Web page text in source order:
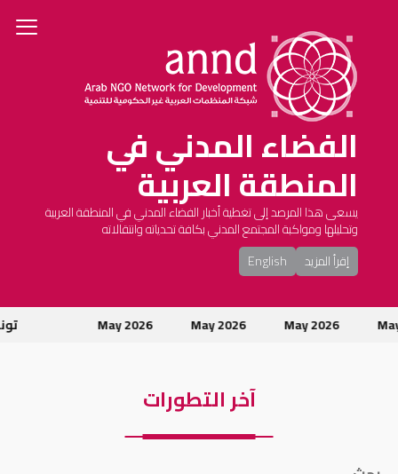
الفضاء المدني في
المنطقة العربية
يسعى هذا المرصد إلى تغطية أخبار الفضاء المدني في المنطقة العربية
وتحليلها ومواكبة المجتمع المدني بكافة تحدياته وانتقالاته
إقرأ المزيد
English
تونس: May 2026 May 2026 May 2026
آخر التطورات